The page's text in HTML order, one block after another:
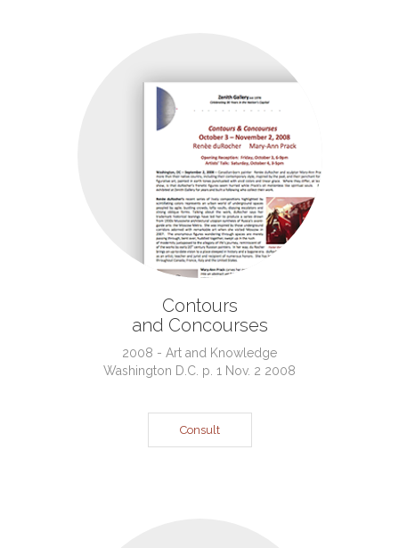
Contours
and Concourses
2008 - Art and Knowledge
Washington D.C. p. 1 Nov. 2 2008
Consult